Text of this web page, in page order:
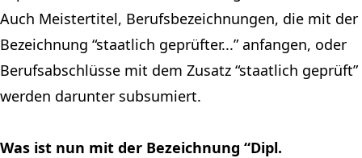
Auch Meistertitel, Berufsbezeichnungen, die mit der
Bezeichnung “staatlich geprüfter...” anfangen, oder
Berufsabschlüsse mit dem Zusatz “staatlich geprüft”
werden darunter subsumiert.
Was ist nun mit der Bezeichnung “Dipl.